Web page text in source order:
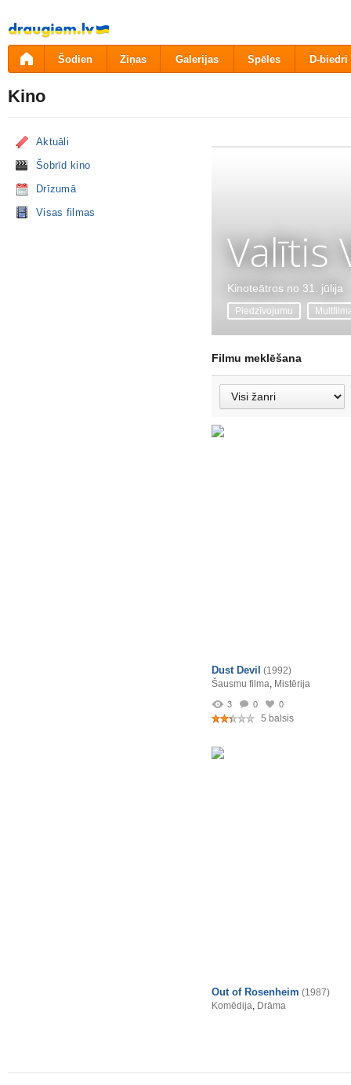
Pāriet
uz
saturu
Šodien Ziņas Galerijas Spēles D-biedri
Kino
Aktuāli
Šobrīd kino
Drīzumā
Visas filmas
Valītis
Kinoteātros no 31. jūlija
Piedzīvojumu
Filmu meklēšana
Dust Devil (1992)
Šausmu filma, Mistērija
3 0 0
5 balsis
Out of Rosenheim (1987)
Komēdija, Drāma